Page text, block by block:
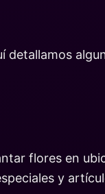
detallamos
flores en
y